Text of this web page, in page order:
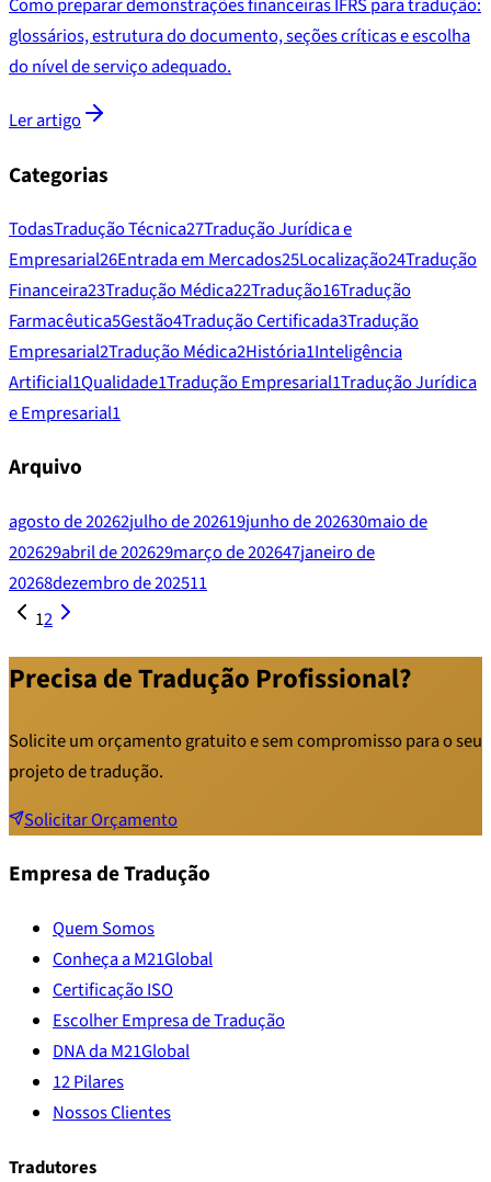
Como preparar demonstrações financeiras IFRS para tradução:
glossários, estrutura do documento, seções críticas e escolha
do nível de serviço adequado.
Ler artigo
Categorias
TodasTradução Técnica27Tradução Jurídica e
Empresarial26Entrada em Mercados25Localização24Tradução
Financeira23Tradução Médica22Tradução16Tradução
Farmacêutica5Gestão4Tradução Certificada3Tradução
Empresarial2Tradução Médica2História1Inteligência
Artificial1Qualidade1Tradução Empresarial1Tradução Jurídica
e Empresarial1
Arquivo
agosto de 20262julho de 202619junho de 202630maio de
202629abril de 202629março de 202647janeiro de
20268dezembro de 202511
12
Precisa de Tradução Profissional?
Solicite um orçamento gratuito e sem compromisso para o seu
projeto de tradução.
Solicitar Orçamento
Empresa de Tradução
Quem Somos
Conheça a M21Global
Certificação ISO
Escolher Empresa de Tradução
DNA da M21Global
12 Pilares
Nossos Clientes
Tradutores